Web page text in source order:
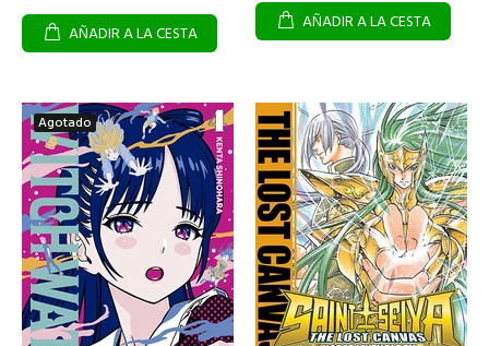
AÑADIR A LA CESTA
AÑADIR A LA CESTA
Agotado